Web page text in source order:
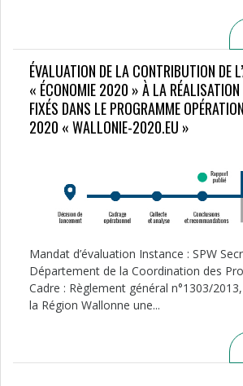
ÉVALUATION DE LA CONTRIBUTION DE
« ÉCONOMIE 2020 » À LA RÉALISATION
FIXÉS DANS LE PROGRAMME
2020 « WALLONIE-2020.EU »
Mandat d’évaluation Instance : SPW
Département de la Coordination des
Cadre : Règlement général n°1303/
la Région Wallonne une...